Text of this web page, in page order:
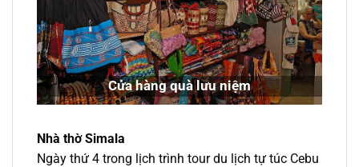
Cửa hàng quà lưu niệm
Nhà thờ Simala
Ngày thứ 4 trong lịch trình tour du lịch tự túc Cebu